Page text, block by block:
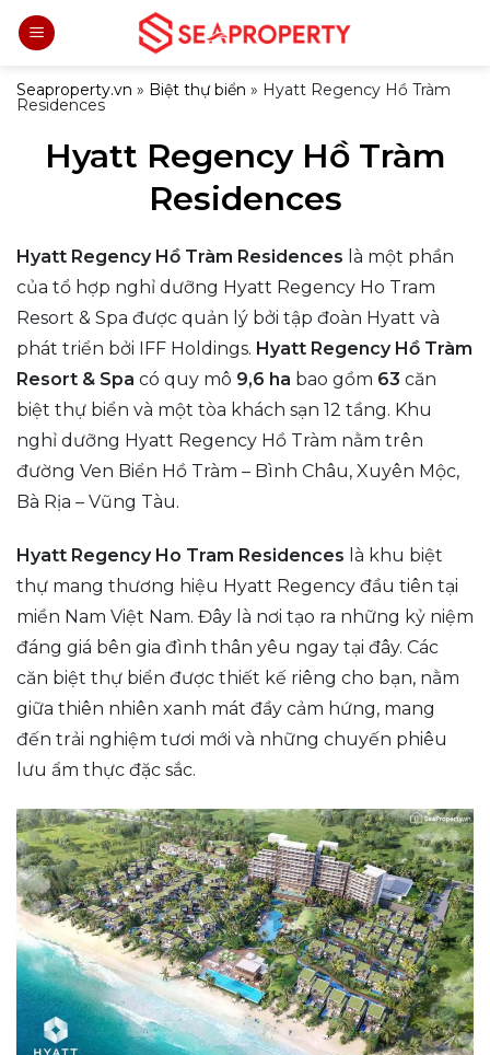
Bỏ
qua
dung
Seaproperty.vn » Biệt thự biển » Hyatt Regency Hồ Tràm
Residences
Hyatt Regency Hồ Tràm
Residences
Hyatt Regency Hồ Tràm Residences là một phần
của tổ hợp nghỉ dưỡng Hyatt Regency Ho Tram
Resort & Spa được quản lý bởi tập đoàn Hyatt và
phát triển bởi IFF Holdings. Hyatt Regency Hồ Tràm
Resort & Spa có quy mô 9,6 ha bao gồm 63 căn
biệt thự biển và một tòa khách sạn 12 tầng. Khu
nghỉ dưỡng Hyatt Regency Hồ Tràm nằm trên
đường Ven Biển Hồ Tràm – Bình Châu, Xuyên Mộc,
Bà Rịa – Vũng Tàu.
Hyatt Regency Ho Tram Residences là khu biệt
thự mang thương hiệu Hyatt Regency đầu tiên tại
miền Nam Việt Nam. Đây là nơi tạo ra những kỷ niệm
đáng giá bên gia đình thân yêu ngay tại đây. Các
căn biệt thự biển được thiết kế riêng cho bạn, nằm
giữa thiên nhiên xanh mát đầy cảm hứng, mang
đến trải nghiệm tươi mới và những chuyến phiêu
lưu ẩm thực đặc sắc.